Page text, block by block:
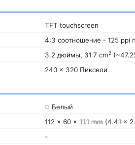
TFT touchscreen
4:3 соотношение - 125 ppi
3.2 дюймы, 31.7 cm2
240 x 320 Пиксели
Белый
112 x 60 x 11.1 mm (4.41 x
-